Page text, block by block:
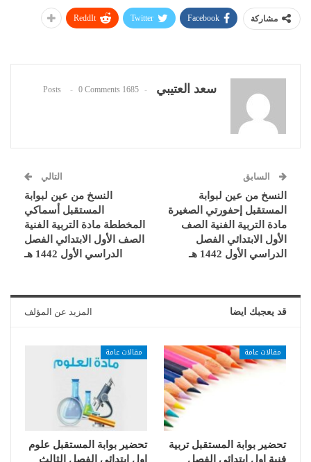
مشاركة Facebook
Twitter
ReddIt
سعد العتيبي 1685 Posts
0 Comments
السابق
النسخ من عين لبوابة
المستقبل إحفورتي الصغيرة
مادة التربية الفنية الصف
الأول الابتدائي الفصل
الدراسي الأول 1442 هـ
التالي
النسخ من عين لبوابة
المستقبل أسماكي
المخططة مادة التربية الفنية
الصف الأول الابتدائي الفصل
الدراسي الأول 1442 هـ
قد يعجبك ايضا المزيد عن المؤلف
مقالات عامة
تحضير بوابة المستقبل تربية
فنية اول ابتدائى الفصل
مقالات عامة
تحضير بوابة المستقبل علوم
اول ابتدائى الفصل الثالث